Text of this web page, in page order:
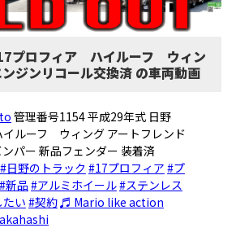
プロフィア ハイルーフ ウィン
ンリコール交換済 の車両動画
管理番号1154 平成29年式 日野
イルーフ ウィング アートフレンド
パー 新品フェンダー 装着済
#日野のトラック #17プロフィア #プ
#新品 #アルミホイール#ステンレス
い#契約♬ Mario like action